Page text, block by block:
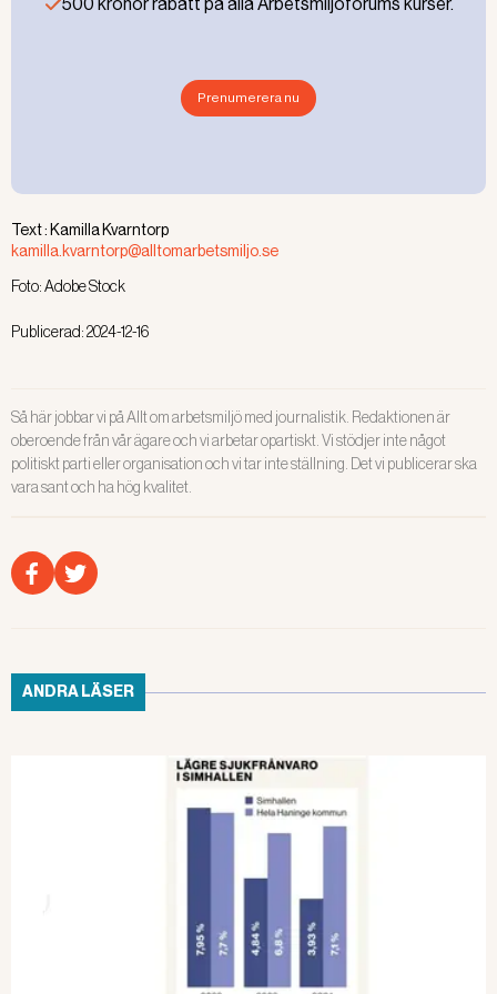
resten av tiden är hon lokalt skyddsombud och
jämlikhetsperspektiv.
är därför väldigt välkommet
att det nu går att få
kunskap i ämnet på
arbetstid.
Vad innebär då satsningen
att kontakta Lena Rindner,
disputerad distriktssköterska som har forskat om
klimakteriet.
de kom i klimakteriet. Det bidrog till att jag ville forska
inom klimakteriet. Nu har jag har doktorerat på en
livskvalitet.
doktorsavhandling från 2021, som nu ligger till grund
för satsningen i Partille.
klimakteriet är, symptom,
Prenumerera nu
Text : Kamilla Kvarntorp
kamilla.kvarntorp@alltomarbetsmiljo.se
Foto:Adobe Stock
Publicerad:2024-12-16
Så här jobbar vi på Allt om arbetsmiljö med journalistik. Redaktionen är
oberoende från vår ägare och vi arbetar opartiskt. Vi stödjer inte något
politiskt parti eller organisation och vi tar inte ställning. Det vi publicerar ska
vara sant och ha hög kvalitet.
ANDRA LÄSER